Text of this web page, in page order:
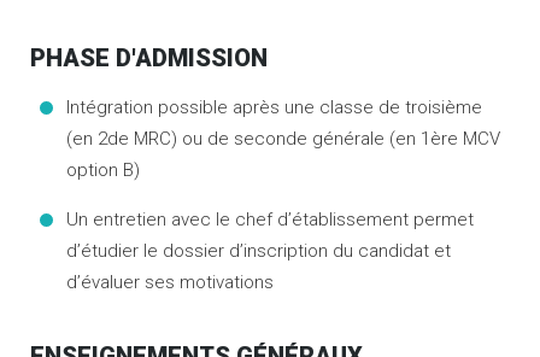
PHASE D'ADMISSION
Intégration possible après une classe de troisième
(en 2de MRC) ou de seconde générale (en 1ère MCV
option B)
Un entretien avec le chef d’établissement permet
d’étudier le dossier d’inscription du candidat et
d’évaluer ses motivations